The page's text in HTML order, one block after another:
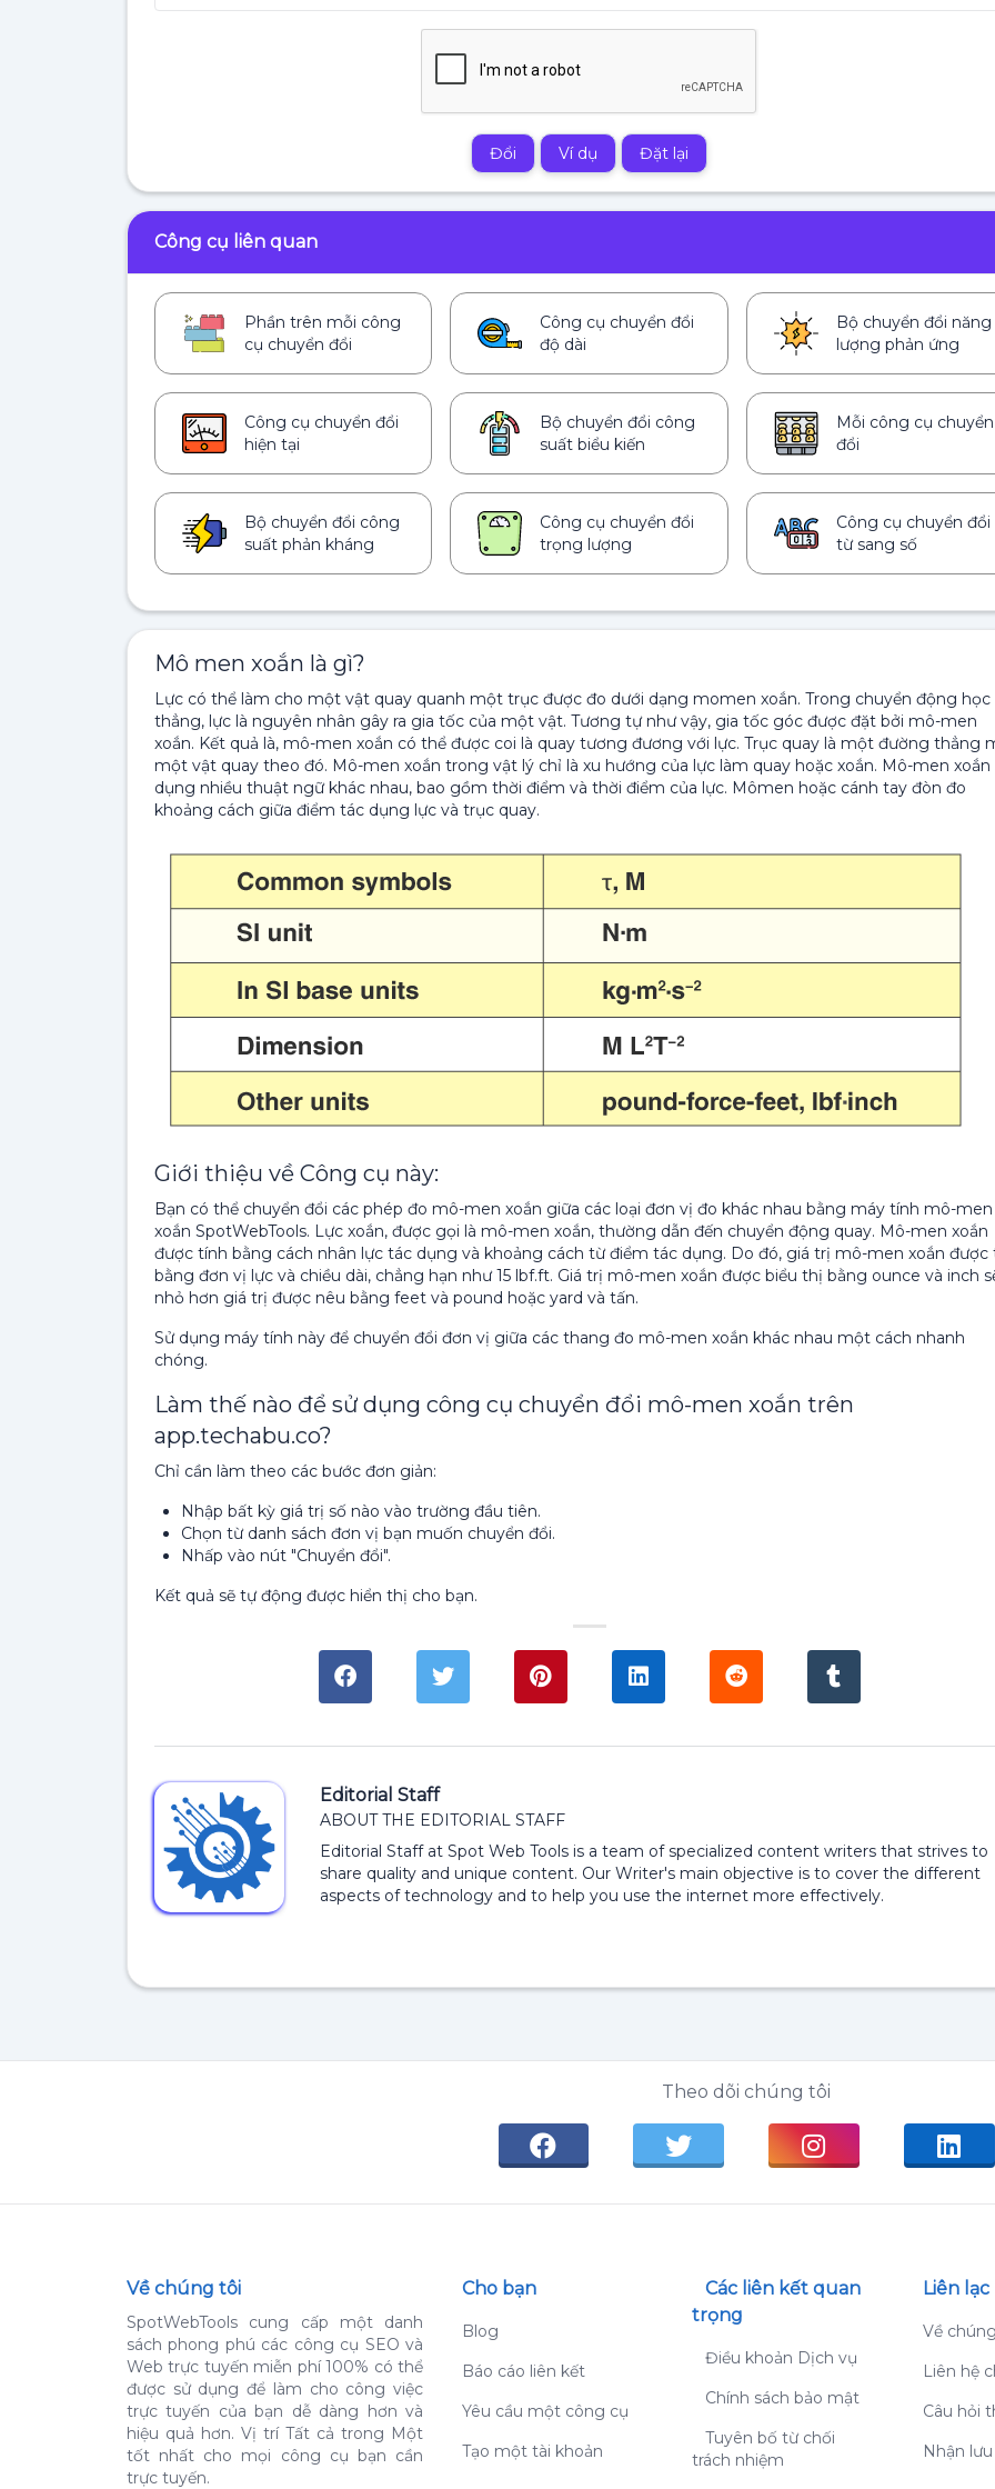
Đổi Ví dụ Đặt lại
Công cụ liên quan
Phần trên mỗi công
cụ chuyển đổi
Công cụ chuyển đổi
độ dài
Bộ chuyển đổi năng
lượng phản ứng
Công cụ chuyển đổi
hiện tại
Bộ chuyển đổi công
suất biểu kiến
Mỗi công cụ chuyển
đổi
Bộ chuyển đổi công
suất phản kháng
Công cụ chuyển đổi
trọng lượng
Công cụ chuyển đổi
từ sang số
Mô men xoắn là gì?
Lực có thể làm cho một vật quay quanh một trục được đo dưới dạng momen xoắn. Trong chuyển động học
thẳng, lực là nguyên nhân gây ra gia tốc của một vật. Tương tự như vậy, gia tốc góc được đặt bởi mô-men
xoắn. Kết quả là, mô-men xoắn có thể được coi là quay tương đương với lực. Trục quay là một đường thẳng
một vật quay theo đó. Mô-men xoắn trong vật lý chỉ là xu hướng của lực làm quay hoặc xoắn. Mô-men xoắn
dụng nhiều thuật ngữ khác nhau, bao gồm thời điểm và thời điểm của lực. Mômen hoặc cánh tay đòn đo
khoảng cách giữa điểm tác dụng lực và trục quay.
Giới thiệu về Công cụ này:
Bạn có thể chuyển đổi các phép đo mô-men xoắn giữa các loại đơn vị đo khác nhau bằng máy tính mô-men
xoắn SpotWebTools. Lực xoắn, được gọi là mô-men xoắn, thường dẫn đến chuyển động quay. Mô-men xoắn
được tính bằng cách nhân lực tác dụng và khoảng cách từ điểm tác dụng. Do đó, giá trị mô-men xoắn được
bằng đơn vị lực và chiều dài, chẳng hạn như 15 lbf.ft. Giá trị mô-men xoắn được biểu thị bằng ounce và inch
nhỏ hơn giá trị được nêu bằng feet và pound hoặc yard và tấn.
Sử dụng máy tính này để chuyển đổi đơn vị giữa các thang đo mô-men xoắn khác nhau một cách nhanh
chóng.
Làm thế nào để sử dụng công cụ chuyển đổi mô-men xoắn trên
app.techabu.co?
Chỉ cần làm theo các bước đơn giản:
Nhập bất kỳ giá trị số nào vào trường đầu tiên.
Chọn từ danh sách đơn vị bạn muốn chuyển đổi.
Nhấp vào nút "Chuyển đổi".
Kết quả sẽ tự động được hiển thị cho bạn.
Editorial Staff
ABOUT THE EDITORIAL STAFF
Editorial Staff at Spot Web Tools is a team of specialized content writers that strives to
share quality and unique content. Our Writer's main objective is to cover the different
aspects of technology and to help you use the internet more effectively.
Theo dõi chúng tôi
Về chúng tôi
SpotWebTools cung cấp một danh
sách phong phú các công cụ SEO và
Web trực tuyến miễn phí 100% có thể
được sử dụng để làm cho công việc
trực tuyến của bạn dễ dàng hơn và
hiệu quả hơn. Vị trí Tất cả trong Một
tốt nhất cho mọi công cụ bạn cần
trực tuyến.
Cho bạn
Blog
Báo cáo liên kết
Yêu cầu một công cụ
Tạo một tài khoản
Các liên kết quan
trọng
Điều khoản Dịch vụ
Chính sách bảo mật
Tuyên bố từ chối
trách nhiệm
Liên lạc
Về
Liên hệ
Câu hỏi
Nhận